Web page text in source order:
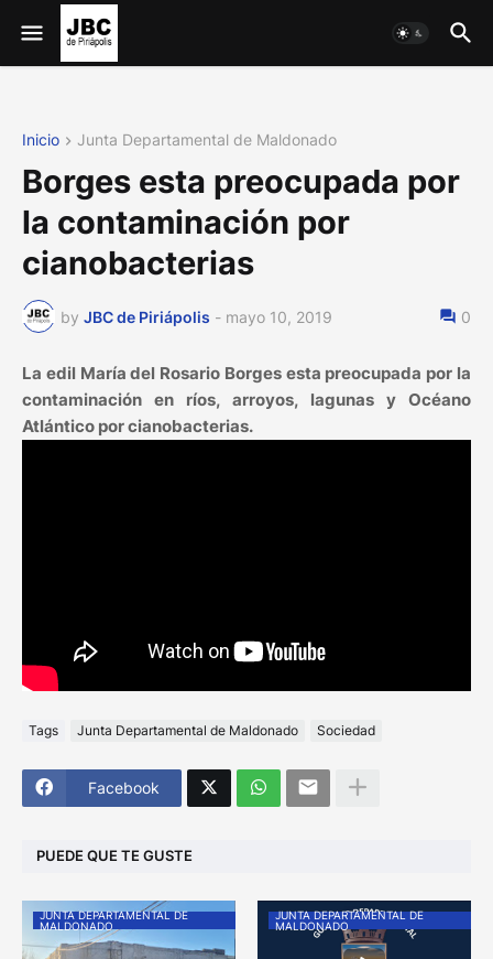
Inicio Junta Departamental de Maldonado
Borges esta preocupada por
la contaminación por
cianobacterias
by JBC de Piriápolis - mayo 10, 2019 0
La edil María del Rosario Borges esta preocupada por la
contaminación en ríos, arroyos, lagunas y Océano
Atlántico por cianobacterias.
Tags Junta Departamental de Maldonado Sociedad
Facebook
PUEDE QUE TE GUSTE
JUNTA DEPARTAMENTAL DE
MALDONADO
JUNTA DEPARTAMENTAL DE
MALDONADO